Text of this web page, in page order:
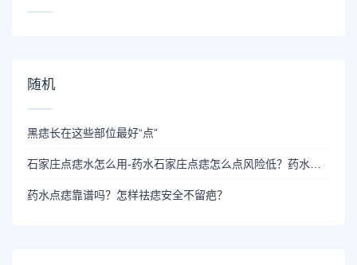
随机
黑痣长在这些部位最好“点”
药水点痣靠谱吗？怎样祛痣安全不留疤？